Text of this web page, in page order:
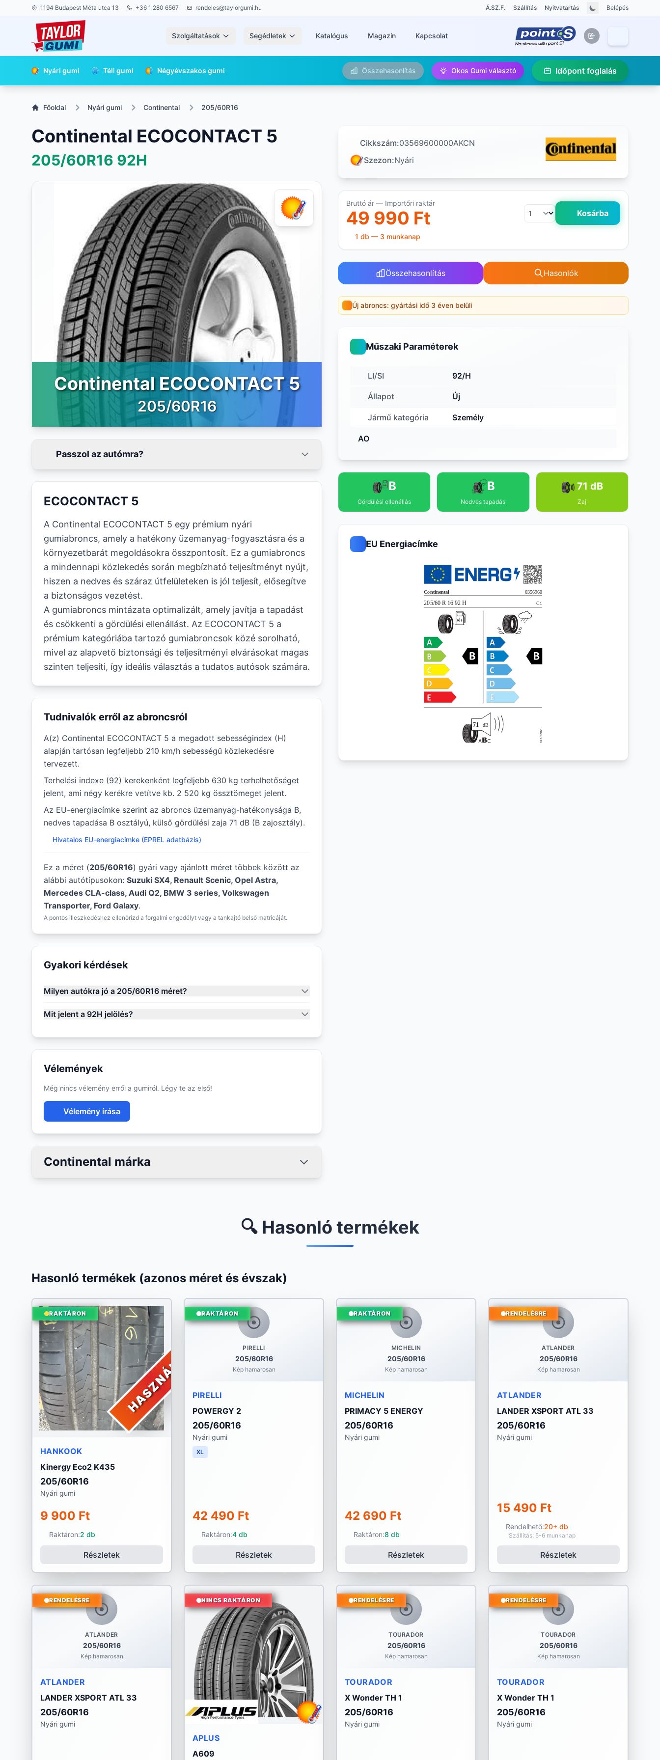
1194 Budapest Méta utca 13 +36 1 280 6567 rendeles@taylorgumi.hu Á.SZ.F. Szállítás Nyitvatartás Belépés
Szolgáltatások Segédletek Katalógus Magazin Kapcsolat
Nyári gumi Téli gumi Négyévszakos gumi Összehasonlítás Okos Gumi választó Időpont foglalás
Főoldal Nyári gumi Continental 205/60R16
Continental ECOCONTACT 5
205/60R16 92H
Continental ECOCONTACT 5
205/60R16
Passzol az autómra?
ECOCONTACT 5
A Continental ECOCONTACT 5 egy prémium nyári
gumiabroncs, amely a hatékony üzemanyag-fogyasztásra és a
környezetbarát megoldásokra összpontosít. Ez a gumiabroncs
a mindennapi közlekedés során megbízható teljesítményt nyújt,
hiszen a nedves és száraz útfelületeken is jól teljesít, elősegítve
a biztonságos vezetést.
A gumiabroncs mintázata optimalizált, amely javítja a tapadást
és csökkenti a gördülési ellenállást. Az ECOCONTACT 5 a
prémium kategóriába tartozó gumiabroncsok közé sorolható,
mivel az alapvető biztonsági és teljesítményi elvárásokat magas
szinten teljesíti, így ideális választás a tudatos autósok számára.
Tudnivalók erről az abroncsról
A(z) Continental ECOCONTACT 5 a megadott sebességindex (H)
alapján tartósan legfeljebb 210 km/h sebességű közlekedésre
tervezett.
Terhelési indexe (92) kerekenként legfeljebb 630 kg terhelhetőséget
jelent, ami négy kerékre vetítve kb. 2 520 kg össztömeget jelent.
Az EU-energiacímke szerint az abroncs üzemanyag-hatékonysága B,
nedves tapadása B osztályú, külső gördülési zaja 71 dB (B zajosztály).
Hivatalos EU-energiacímke (EPREL adatbázis)
Ez a méret (205/60R16) gyári vagy ajánlott méret többek között az
alábbi autótípusokon: Suzuki SX4, Renault Scenic, Opel Astra,
Mercedes CLA-class, Audi Q2, BMW 3 series, Volkswagen
Transporter, Ford Galaxy.
A pontos illeszkedéshez ellenőrizd a forgalmi engedélyt vagy a tankajtó belső matricáját.
Gyakori kérdések
Milyen autókra jó a 205/60R16 méret?
Mit jelent a 92H jelölés?
Vélemények
Még nincs vélemény erről a gumiról. Légy te az első!
Vélemény írása
Continental márka
Cikkszám:03569600000AKCN
Szezon:Nyári
Bruttó ár — Importőri raktár
49 990 Ft Kosárba
1 db — 3 munkanap
Összehasonlítás Hasonlók
Új abroncs: gyártási idő 3 éven belüli
Műszaki Paraméterek
LI/SI 92/H
Állapot Új
Jármű kategória Személy
AO
B
Gördülési ellenállás
B
Nedves tapadás
71 dB
Zaj
EU Energiacímke
🔍 Hasonló termékek
Hasonló termékek (azonos méret és évszak)
HASZNÁLT
RAKTÁRON
HANKOOK
Kinergy Eco2 K435
205/60R16
Nyári gumi
9 900 Ft
Raktáron:2 db
Részletek
PIRELLI
205/60R16
Kép hamarosan
RAKTÁRON
PIRELLI
POWERGY 2
205/60R16
Nyári gumi
XL
42 490 Ft
Raktáron:4 db
Részletek
MICHELIN
205/60R16
Kép hamarosan
RAKTÁRON
MICHELIN
PRIMACY 5 ENERGY
205/60R16
Nyári gumi
42 690 Ft
Raktáron:8 db
Részletek
ATLANDER
205/60R16
Kép hamarosan
RENDELÉSRE
ATLANDER
LANDER XSPORT ATL 33
205/60R16
Nyári gumi
15 490 Ft
Rendelhető:20+ db
Szállítás: 5-6 munkanap
Részletek
ATLANDER
205/60R16
Kép hamarosan
RENDELÉSRE
ATLANDER
LANDER XSPORT ATL 33
205/60R16
Nyári gumi
NINCS RAKTÁRON
APLUS
A609
TOURADOR
205/60R16
Kép hamarosan
RENDELÉSRE
TOURADOR
X Wonder TH 1
205/60R16
Nyári gumi
TOURADOR
205/60R16
Kép hamarosan
RENDELÉSRE
TOURADOR
X Wonder TH 1
205/60R16
Nyári gumi